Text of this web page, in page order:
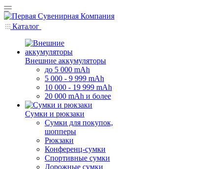
Каталог
Внешние аккумуляторы
до 5 000 mAh
5 000 - 9 999 mAh
10 000 - 19 999 mAh
20 000 mAh и более
Сумки и рюкзаки
Сумки для покупок,
шопперы
Рюкзаки
Конференц-сумки
Спортивные сумки
Дорожные сумки